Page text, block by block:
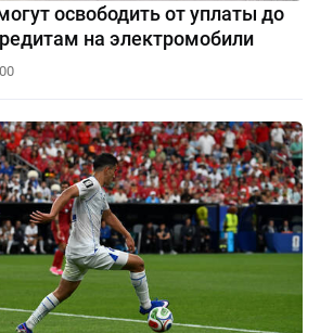
освободить от уплаты до
на электромобили